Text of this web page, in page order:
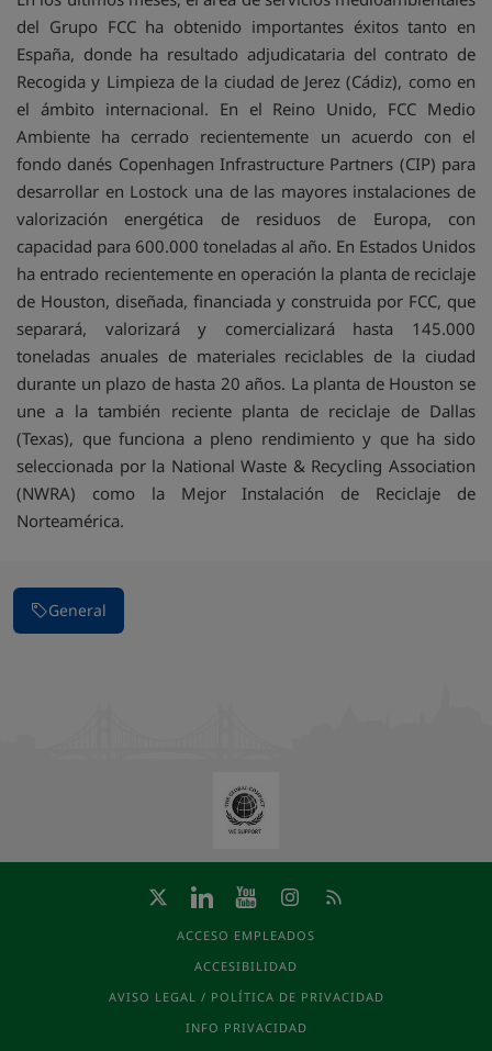
del Grupo FCC ha obtenido importantes éxitos tanto en
España, donde ha resultado adjudicataria del contrato de
Recogida y Limpieza de la ciudad de Jerez (Cádiz), como en
el ámbito internacional. En el Reino Unido, FCC Medio
Ambiente ha cerrado recientemente un acuerdo con el
fondo danés Copenhagen Infrastructure Partners (CIP) para
desarrollar en Lostock una de las mayores instalaciones de
valorización energética de residuos de Europa, con
capacidad para 600.000 toneladas al año. En Estados Unidos
ha entrado recientemente en operación la planta de reciclaje
de Houston, diseñada, financiada y construida por FCC, que
separará, valorizará y comercializará hasta 145.000
toneladas anuales de materiales reciclables de la ciudad
durante un plazo de hasta 20 años. La planta de Houston se
une a la también reciente planta de reciclaje de Dallas
(Texas), que funciona a pleno rendimiento y que ha sido
seleccionada por la National Waste & Recycling Association
(NWRA) como la Mejor Instalación de Reciclaje de
Norteamérica.
General
ACCESO EMPLEADOS
ACCESIBILIDAD
AVISO LEGAL / POLÍTICA DE PRIVACIDAD
INFO PRIVACIDAD